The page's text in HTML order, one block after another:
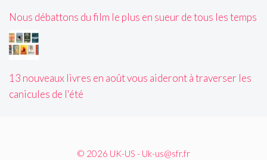
Nous débattons du film le plus en sueur de tous les temps
13 nouveaux livres en août vous aideront à traverser les
canicules de l'été
© 2026 UK-US - Uk-us@sfr.fr